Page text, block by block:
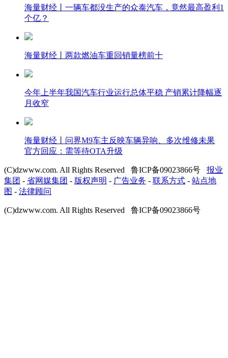
海量财经丨一辆车都没生产的众泰汽车，竟然最高盈利1
个亿？
海量财经丨两款燃油车重回销量榜前十
今年上半年我国汽车行业运行总体平稳 产销累计降幅逐
月收窄
海量财经丨问界M9车主反映车辆异响、多次维修未果
官方回应：需等待OTA升级
(C)dzwww.com. All Rights Reserved 鲁ICP备09023866号 报业
集团 - 省网媒集团 - 版权声明 - 广告业务 - 联系方式 - 站点地
图 - 法律顾问
(C)dzwww.com. All Rights Reserved 鲁ICP备09023866号